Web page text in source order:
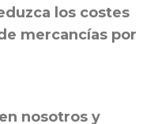
los costes
mercancías por
nosotros y